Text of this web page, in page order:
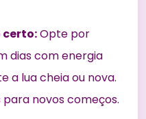
certo:Opte por
dias com energia
a lua cheia ou nova.
para novos começos.